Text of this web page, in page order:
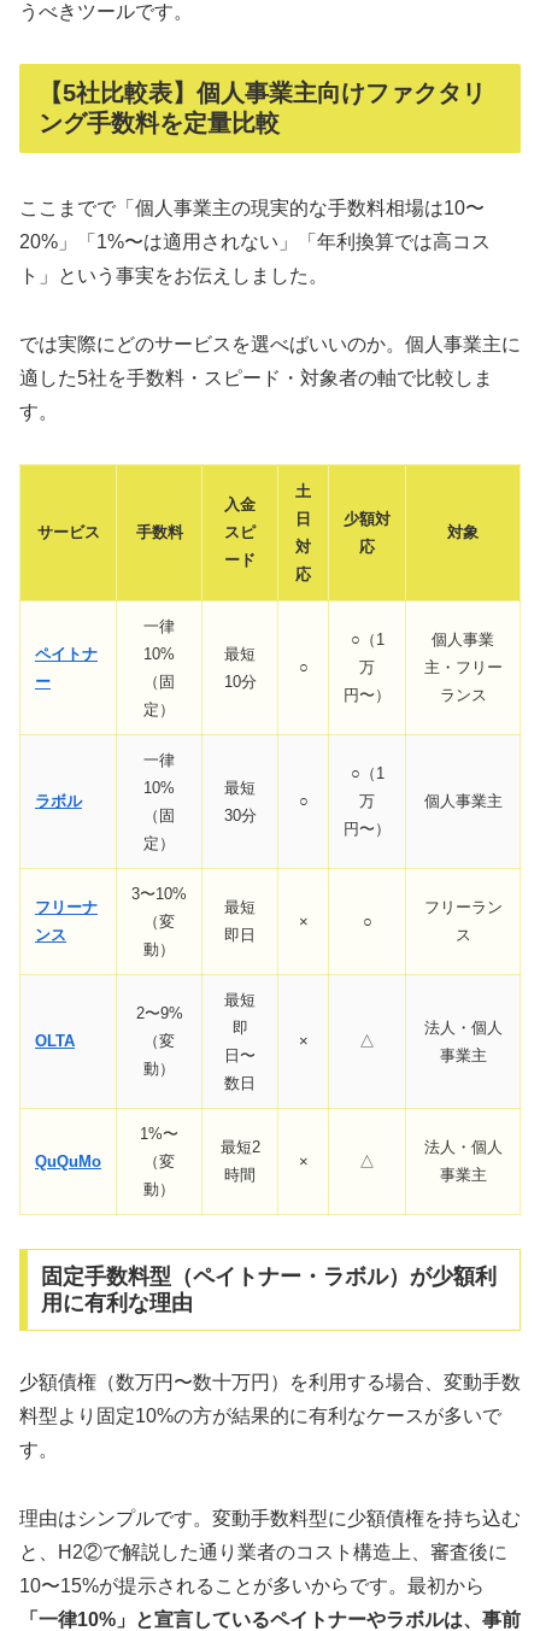
うべきツールです。
【5社比較表】個人事業主向けファクタリ
ング手数料を定量比較
ここまでで「個人事業主の現実的な手数料相場は10〜
20%」「1%〜は適用されない」「年利換算では高コス
ト」という事実をお伝えしました。
では実際にどのサービスを選べばいいのか。個人事業主に
適した5社を手数料・スピード・対象者の軸で比較しま
す。
サービス 手数料
入金
スピ
ード
土
日
対
応
少額対
応
対象
ペイトナ
ー
一律
10%
（固
定）
最短
10分
○
○（1
万
円〜）
個人事業
主・フリー
ランス
ラボル
一律
10%
（固
定）
最短
30分
○
○（1
万
円〜）
個人事業主
フリーナ
ンス
3〜10%
（変
動）
最短
即日
× ○
フリーラン
ス
OLTA
2〜9%
（変
動）
最短
即
日〜
数日
× △
法人・個人
事業主
QuQuMo
1%〜
（変
動）
最短2
時間
× △
法人・個人
事業主
固定手数料型（ペイトナー・ラボル）が少額利
用に有利な理由
少額債権（数万円〜数十万円）を利用する場合、変動手数
料型より固定10%の方が結果的に有利なケースが多いで
す。
理由はシンプルです。変動手数料型に少額債権を持ち込む
と、H2②で解説した通り業者のコスト構造上、審査後に
10〜15%が提示されることが多いからです。最初から
「一律10%」と宣言しているペイトナーやラボルは、事前